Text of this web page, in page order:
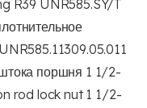
R39 UNR585.SY/T
поршня 1 1/2-
rod lock nut 1 1/2-